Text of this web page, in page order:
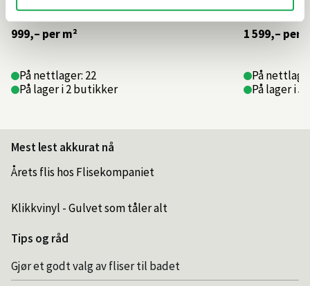
999,– per m²
På nettlager: 22
På lager i 2 butikker
1 599,– per
På
På lager i
Mest lest akkurat nå
Årets flis hos Flisekompaniet
Klikkvinyl - Gulvet som tåler alt
Tips og råd
Gjør et godt valg av fliser til badet